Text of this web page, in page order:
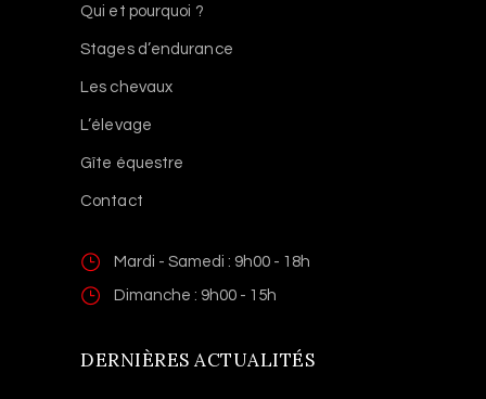
Qui et pourquoi ?
Stages d’endurance
Les chevaux
L’élevage
Gîte équestre
Contact
Mardi - Samedi : 9h00 - 18h
Dimanche : 9h00 - 15h
DERNIÈRES ACTUALITÉS